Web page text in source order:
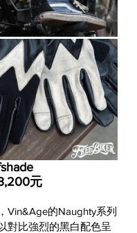
元
Vin&Age的Naughty系列
對比強烈的黑白配色呈